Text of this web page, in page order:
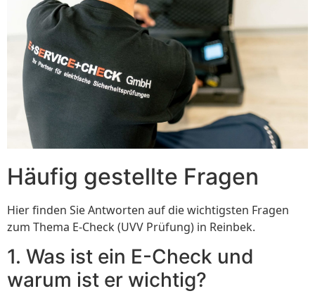
Häufig gestellte Fragen
Hier finden Sie Antworten auf die wichtigsten Fragen
zum Thema E-Check (UVV Prüfung) in Reinbek.
1. Was ist ein E-Check und
warum ist er wichtig?